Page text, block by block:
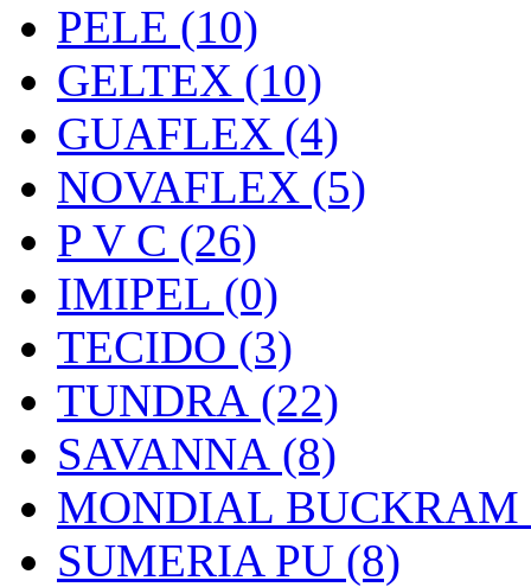
PELE (10)
GELTEX (10)
GUAFLEX (4)
NOVAFLEX (5)
P V C (26)
IMIPEL (0)
TECIDO (3)
TUNDRA (22)
SAVANNA (8)
MONDIAL BUCKRAM
SUMERIA PU (8)